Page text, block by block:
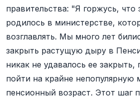
правительства: "Я горжусь, что
родилось в министерстве,
возглавлять. Мы много лет
закрыть растущую дыру в
никак не удавалось ее
пойти на крайне непопулярную
пенсионный возраст. Этот шаг